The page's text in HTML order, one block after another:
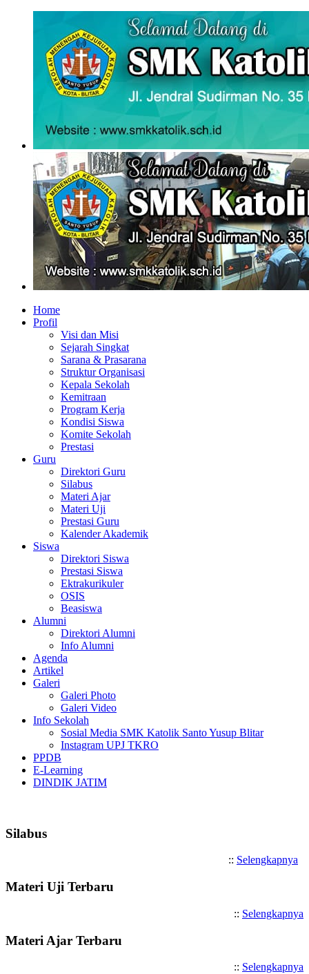
Home
Profil
Visi dan Misi
Sejarah Singkat
Sarana & Prasarana
Struktur Organisasi
Kepala Sekolah
Kemitraan
Program Kerja
Kondisi Siswa
Komite Sekolah
Prestasi
Guru
Direktori Guru
Silabus
Materi Ajar
Materi Uji
Prestasi Guru
Kalender Akademik
Siswa
Direktori Siswa
Prestasi Siswa
Ektrakurikuler
OSIS
Beasiswa
Alumni
Direktori Alumni
Info Alumni
Agenda
Artikel
Galeri
Galeri Photo
Galeri Video
Info Sekolah
Sosial Media SMK Katolik Santo Yusup Blitar
Instagram UPJ TKRO
PPDB
E-Learning
DINDIK JATIM
Silabus
:: Selengkapnya
Materi Uji Terbaru
:: Selengkapnya
Materi Ajar Terbaru
:: Selengkapnya